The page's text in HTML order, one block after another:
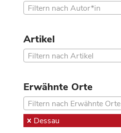
Filtern nach Autor*in
Artikel
Filtern nach Artikel
Erwähnte Orte
Filtern nach Erwähnte Orte
Dessau